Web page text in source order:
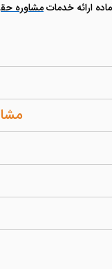
ارائه خدماتمشاوره